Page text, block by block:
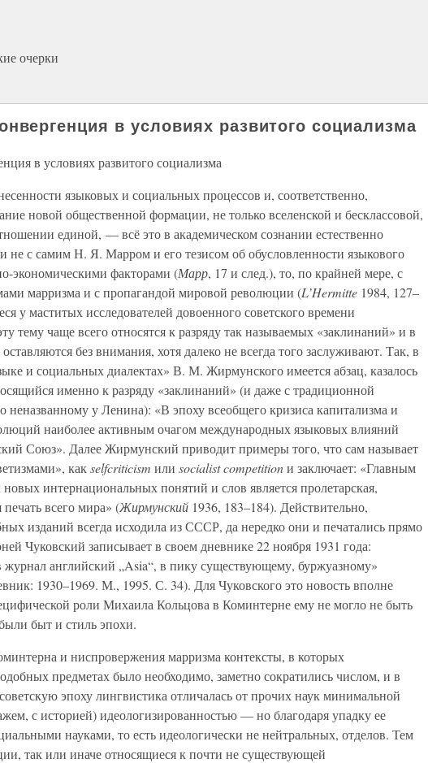
очерки
в условиях развитого социализма
в условиях развитого социализма
языковых и социальных процессов и, соответственно,
новой общественной формации, не только вселенской и бесклассовой,
единой, — всё это в академическом сознании естественно
не с самим Н. Я. Марром и его тезисом об обусловленности языкового
экономическими факторами (Марр, 17 и след.), то, по крайней мере, с
марризма и с пропагандой мировой революции (L’Hermitte 1984, 127–
у маститых исследователей довоенного советского времени
тему чаще всего относятся к разряду так называемых «заклинаний» и в
без внимания, хотя далеко не всегда того заслуживают. Так, в
и социальных диалектах» В. М. Жирмунского имеется абзац, казалось
именно к разряду «заклинаний» (и даже с традиционной
неназванному у Ленина): «В эпоху всеобщего кризиса капитализма и
наиболее активным очагом международных языковых влияний
Союз». Далее Жирмунский приводит примеры того, что сам называет
какselfcriticism или socialist competitionи заключает: «Главным
интернациональных понятий и слов является пролетарская,
всего мира» (Жирмунский 1936, 183–184). Действительно,
изданий всегда исходила из СССР, да нередко они и печатались прямо
Чуковский записывает в своем дневнике 22 ноября 1931 года:
журнал английский „Asia“, в пику существующему, буржуазному»
1930–1969. М., 1995. С. 34). Для Чуковского это новость вполне
роли Михаила Кольцова в Коминтерне ему не могло не быть
быт и стиль эпохи.
и ниспровержения марризма контексты, в которых
предметах было необходимо, заметно сократились числом, и в
эпоху лингвистика отличалась от прочих наук минимальной
с историей) идеологизированностью — но благодаря упадку ее
науками, то есть идеологически не нейтральных, отделов. Тем
так или иначе относящиеся к почти не существующей